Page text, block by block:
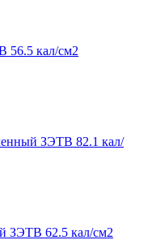
кал/см2
ЗЭТВ 82.1 кал/
ЗЭТВ 62.5 кал/см2